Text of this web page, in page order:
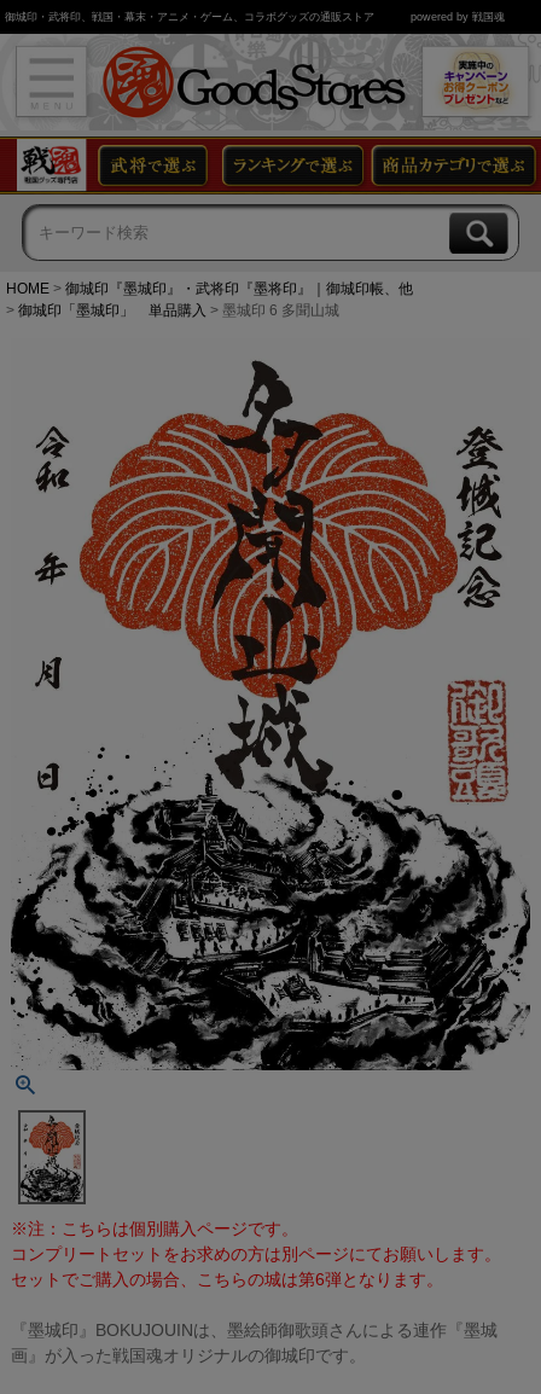
御城印・武将印、戦国・幕末・アニメ・ゲーム、コラボグッズの通販ストア powered by 戦国魂
HOME
御城印『墨城印』・武将印『墨将印』｜御城印帳、他
御城印「墨城印」 単品購入
墨城印 6 多聞山城
※注：こちらは個別購入ページです。
コンプリートセットをお求めの方は別ページにてお願いします。
セットでご購入の場合、こちらの城は第6弾となります。
『墨城印』BOKUJOUINは、墨絵師御歌頭さんによる連作『墨城
画』が入った戦国魂オリジナルの御城印です。